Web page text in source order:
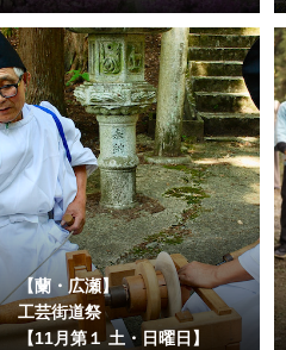
【蘭・広瀬】
工芸街道祭
【11月第１ 土・日曜日】